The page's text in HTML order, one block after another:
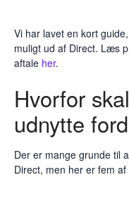
Vi har lavet en kort
muligt ud af Direct. Læs
aftale her.
Hvorfor
udnytte
Der er mange grunde til
Direct, men her er fem